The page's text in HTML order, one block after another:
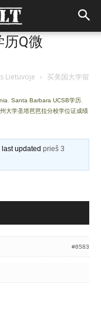
Q微
Lietuvoje › 买美国大学留
Santa Barbara UCSB学历
大学圣塔芭芭拉分校学位证成绩
last updatedprieš 3
#8583